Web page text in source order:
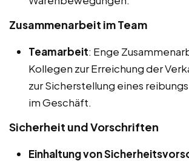
Zusammenarbeit im Team
Teamarbeit: Enge
Kollegen zur Erreichung der
zur Sicherstellung eines
im Geschäft.
Sicherheit und Vorschriften
Einhaltung von